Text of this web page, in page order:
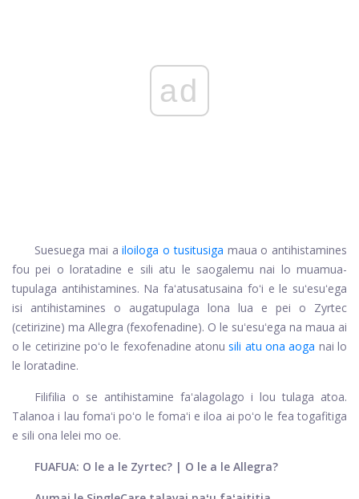
ad
Suesuega mai ailoiloga o tusitusiga maua o antihistamines
fou pei o loratadine e sili atu le saogalemu nai lo muamua-
tupulaga antihistamines. Na faʻatusatusaina foʻi e le suʻesuʻega
isi antihistamines o augatupulaga lona lua e pei o Zyrtec
(cetirizine) ma Allegra (fexofenadine). O le suʻesuʻega na maua ai
o le cetirizine poʻo le fexofenadine atonusili atu ona aoga nai lo
le loratadine.
Filifilia o se antihistamine faʻalagolago i lou tulaga atoa.
Talanoa i lau fomaʻi poʻo le fomaʻi e iloa ai poʻo le fea togafitiga
e sili ona lelei mo oe.
FUAFUA: O le a le Zyrtec? | O le a le Allegra?